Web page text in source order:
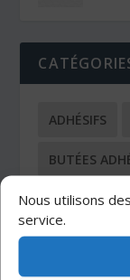
Nous utilisons
service.
ADHÉSIFS
BUTÉES
COLLES
OUTILS DE